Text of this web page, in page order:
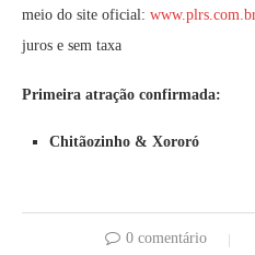
meio do site oficial: www.plrs.com.br
juros e sem taxa
Primeira atração confirmada:
Chitãozinho & Xororó
0 comentário